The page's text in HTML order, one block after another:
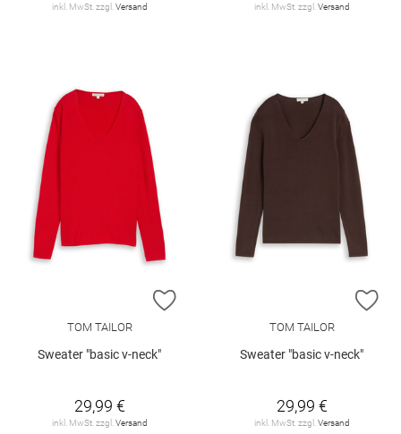
inkl. MwSt. zzgl. Versand inkl. MwSt. zzgl. Versand
ZUR WUNSCHLISTE HINZUFÜGEN
TOM TAILOR
Sweater "basic v-neck"
29,99 €
inkl. MwSt. zzgl. Versand
TOM TAILOR
Sweater "basic v-neck"
29,99 €
inkl. MwSt. zzgl. Versand